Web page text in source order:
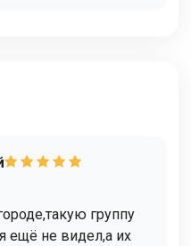
группу
ещё не видел,а их